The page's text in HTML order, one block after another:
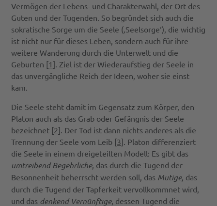
Vermögen der Lebens- und Charakterwahl, der Ort des
Guten und der Tugenden. So begründet sich auch die
sokratische Sorge um die Seele (‚Seelsorge‘), die wichtig
ist nicht nur für dieses Leben, sondern auch für ihre
weitere Wanderung durch die Unterwelt und die
Geburten [1]. Ziel ist der Wiederaufstieg der Seele in
das unvergängliche Reich der Ideen, woher sie einst
kam.
Die Seele steht damit im Gegensatz zum Körper, den
Platon auch als das Grab oder Gefängnis der Seele
bezeichnet [2]. Der Tod ist dann nichts anderes als die
Trennung der Seele vom Leib [3]. Platon differenziert
die Seele in einem dreigeteilten Modell: Es gibt das
umtreibend Begehrliche, das durch die Tugend der
Besonnenheit beherrscht werden soll, das Mutige, das
durch die Tugend der Tapferkeit vervollkommnet wird,
und das denkend Vernünftige, dessen Tugend die